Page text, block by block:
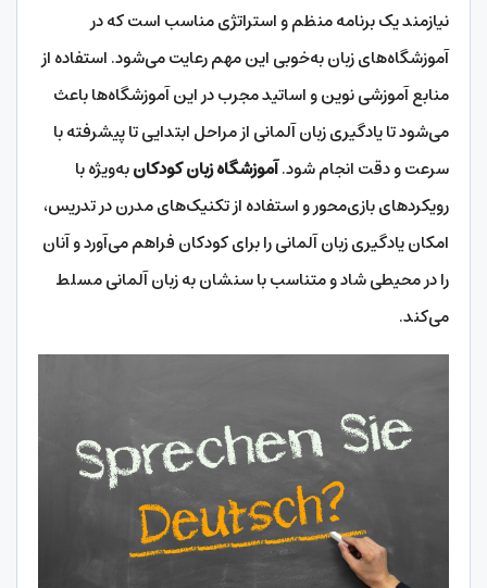
نیازمند یک برنامه منظم و استراتژی مناسب است که در
آموزشگاه‌های زبان به‌خوبی این مهم رعایت می‌شود. استفاده از
منابع آموزشی نوین و اساتید مجرب در این آموزشگاه‌ها باعث
می‌شود تا یادگیری زبان آلمانی از مراحل ابتدایی تا پیشرفته با
سرعت و دقت انجام شود.آموزشگاه زبان کودکانبه‌ویژه با
رویکردهای بازی‌محور و استفاده از تکنیک‌های مدرن در تدریس،
امکان یادگیری زبان آلمانی را برای کودکان فراهم می‌آورد و آنان
را در محیطی شاد و متناسب با سنشان به زبان آلمانی مسلط
می‌کند.